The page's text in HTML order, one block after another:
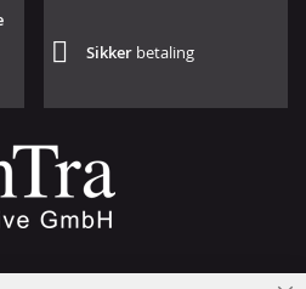
Sikker betaling